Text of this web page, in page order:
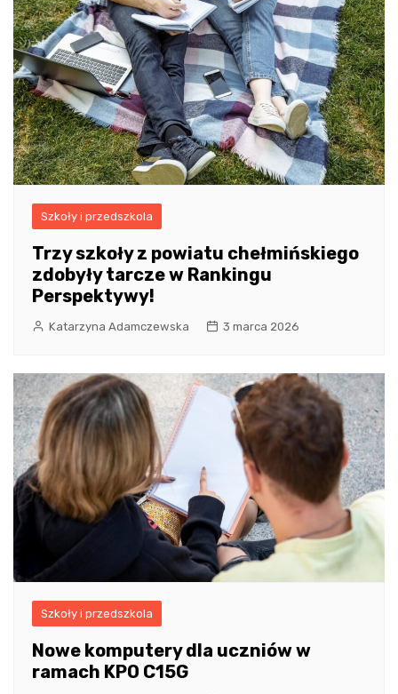
Szkoły i przedszkola
Trzy szkoły z powiatu chełmińskiego
zdobyły tarcze w Rankingu
Perspektywy!
Katarzyna Adamczewska 3 marca 2026
Szkoły i przedszkola
Nowe komputery dla uczniów w
ramach KPO C15G